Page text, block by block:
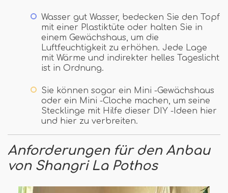
Wasser gut Wasser, bedecken Sie den Topf
mit einer Plastiktüte oder halten Sie in
einem Gewächshaus, um die
Luftfeuchtigkeit zu erhöhen. Jede Lage
mit Wärme und indirekter helles Tageslicht
ist in Ordnung.
Sie können sogar ein Mini -Gewächshaus
oder ein Mini -Cloche machen, um seine
Stecklinge mit Hilfe dieser DIY -Ideen hier
und hier zu verbreiten.
Anforderungen für den Anbau
von Shangri La Pothos